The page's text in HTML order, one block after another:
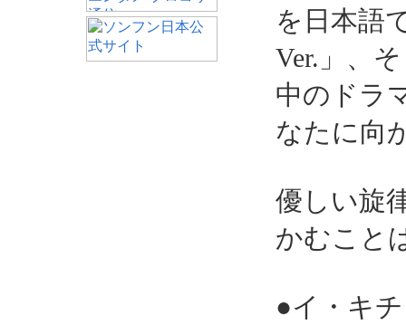
を日本語
Ver.」、
中のドラ
なたに向
優しい旋
かむこと
●イ・キ